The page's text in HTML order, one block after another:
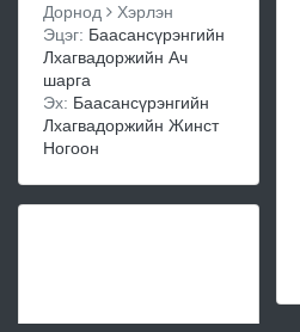
Дорнод
Хэрлэн
Эцэг: Баасансүрэнгийн
Лхагвадоржийн Ач
шарга
Эх: Баасансүрэнгийн
Лхагвадоржийн Жинст
Ногоон